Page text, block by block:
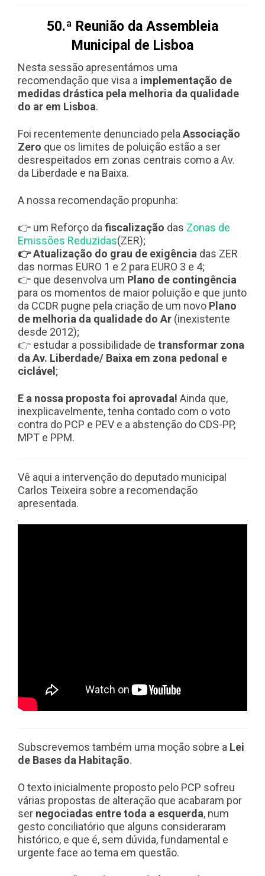
50.ª Reunião da Assembleia
Municipal de Lisboa
Nesta sessão apresentámos uma
recomendação que visa a implementação de
medidas drástica pela melhoria da qualidade
do ar em Lisboa.
Foi recentemente denunciado pela Associação
Zero que os limites de poluição estão a ser
desrespeitados em zonas centrais como a Av.
da Liberdade e na Baixa.
A nossa recomendação propunha:
👉 um Reforço da fiscalização das Zonas de
Emissões Reduzidas(ZER);
👉 Atualização do grau de exigência das ZER
das normas EURO 1 e 2 para EURO 3 e 4;
👉 que desenvolva um Plano de contingência
para os momentos de maior poluição e que junto
da CCDR pugne pela criação de um novo Plano
de melhoria da qualidade do Ar (inexistente
desde 2012);
👉 estudar a possibilidade de transformar zona
da Av. Liberdade/ Baixa em zona pedonal e
ciclável;
E a nossa proposta foi aprovada! Ainda que,
inexplicavelmente, tenha contado com o voto
contra do PCP e PEV e a abstenção do CDS-PP,
MPT e PPM.
Vê aqui a intervenção do deputado municipal
Carlos Teixeira sobre a recomendação
apresentada.
Subscrevemos também uma moção sobre a Lei
de Bases da Habitação.
O texto inicialmente proposto pelo PCP sofreu
várias propostas de alteração que acabaram por
ser negociadas entre toda a esquerda, num
gesto conciliatório que alguns consideraram
histórico, e que é, sem dúvida, fundamental e
urgente face ao tema em questão.